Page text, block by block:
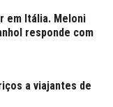
em Itália. Meloni
responde com
a viajantes de